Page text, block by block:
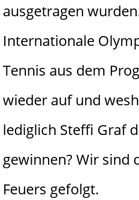
ausgetragen
Internationale
Tennis aus dem
wieder auf und
lediglich Steffi Graf
gewinnen? Wir sind
Feuers gefolgt.